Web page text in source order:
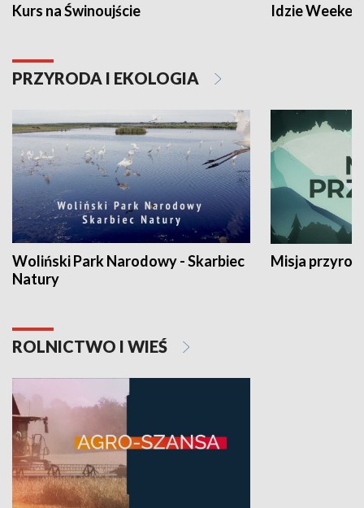
Kurs na Świnoujście Idzie
PRZYRODA I EKOLOGIA
Woliński Park Narodowy - Skarbiec
Natury
Misja
ROLNICTWO I WIEŚ